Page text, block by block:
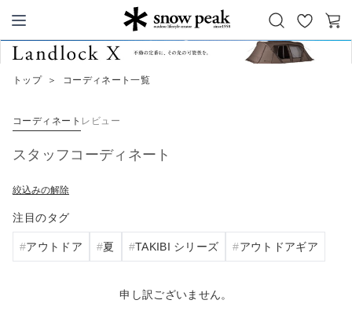
Snow Peak
お
気
カ
トップ ＞ コーディネート一覧
コーディネート レビュー
スタッフコーディネート
絞込みの解除
注目のタグ
アウトドア 夏 TAKIBI シリーズ アウトドアギア
申し訳ございません。